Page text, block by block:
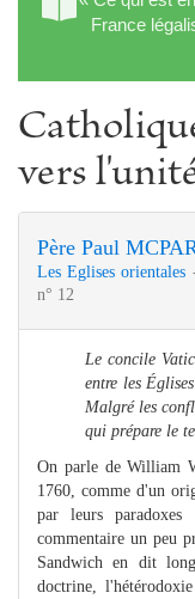
France
vers
Père Paul
Les Eglises orientales
n° 12
Le concile
entre les
Malgré les
qui prépare le
On parle de William
1760, comme d'un
par leurs
commentaire un peu
Sandwich en dit
doctrine,